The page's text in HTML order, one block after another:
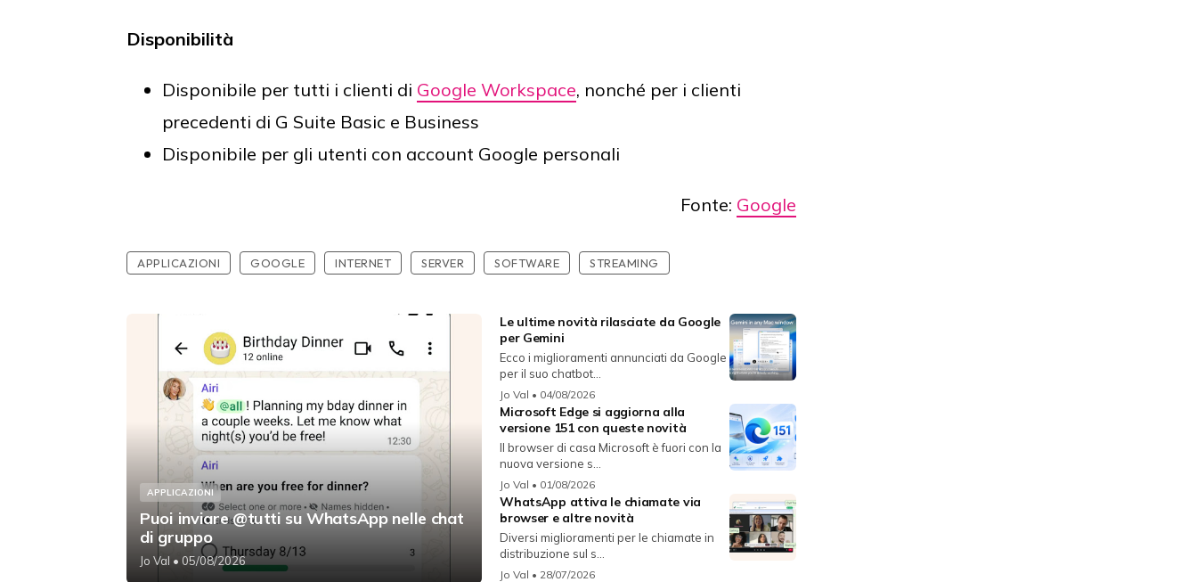
Disponibilità
Disponibile per tutti i clienti di Google Workspace, nonché per i clienti
precedenti di G Suite Basic e Business
Disponibile per gli utenti con account Google personali
Fonte: Google
APPLICAZIONI GOOGLE INTERNET SERVER SOFTWARE STREAMING
APPLICAZIONI
Puoi inviare @tutti su WhatsApp nelle chat
di gruppo
Jo Val • 05/08/2026
Le ultime novità rilasciate da Google
per Gemini
Ecco i miglioramenti annunciati da Google
per il suo chatbot...
Jo Val • 04/08/2026
Microsoft Edge si aggiorna alla
versione 151 con queste novità
Il browser di casa Microsoft è fuori con la
nuova versione s...
Jo Val • 01/08/2026
WhatsApp attiva le chiamate via
browser e altre novità
Diversi miglioramenti per le chiamate in
distribuzione sul s...
Jo Val • 28/07/2026